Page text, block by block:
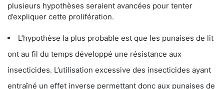
plusieurs hypothèses seraient avancées pour tenter
d’expliquer cette prolifération.
L’hypothèse la plus probable est que les punaises de lit
ont au fil du temps développé une résistance aux
insecticides. L’utilisation excessive des insecticides ayant
entraîné un effet inverse permettant donc aux punaises de